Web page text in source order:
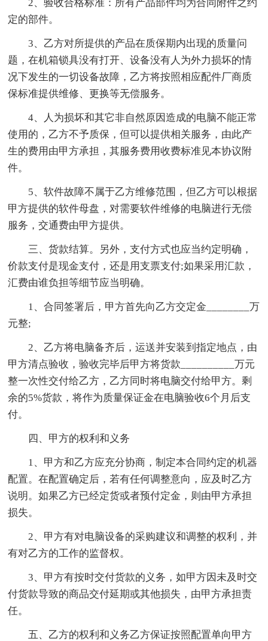
2、验收合格标准：所有产品部件均为合同附件之约
定的部件。
3、乙方对所提供的产品在质保期内出现的质量问
题，在机箱锁具没有打开、设备没有人为外力损坏的情
况下发生的一切设备故障，乙方将按照相应配件厂商质
保标准提供维修、更换等无偿服务。
4、人为损坏和其它非自然原因造成的电脑不能正常
使用的，乙方不予质保，但可以提供相关服务，由此产
生的费用由甲方承担，其服务费用收费标准见本协议附
件。
5、软件故障不属于乙方维修范围，但乙方可以根据
甲方提供的软件母盘，对需要软件维修的电脑进行无偿
服务，交通费由甲方提供。
三、货款结算。另外，支付方式也应当约定明确，
价款支付是现金支付，还是用支票支付;如果采用汇款，
汇费由谁负担等细节应当明确。
1、合同签署后，甲方首先向乙方交定金________万
元整;
2、乙方将电脑备齐后，运送并安装到指定地点，由
甲方清点验收，验收完毕后甲方将货款__________万元
整一次性交付给乙方，乙方同时将电脑交付给甲方。剩
余的5%货款，将作为质量保证金在电脑验收6个月后支
付。
四、甲方的权利和义务
1、甲方和乙方应充分协商，制定本合同约定的机器
配置。在配置确定后，若有任何调整意向，应及时乙方
说明。如果乙方已经定货或者预付定金，则由甲方承担
损失。
2、甲方有对电脑设备的采购建议和调整的权利，并
有对乙方的工作的监督权。
3、甲方有按时交付货款的义务，如甲方因未及时交
付货款导致的商品交付延期或其他损失，由甲方承担责
任。
五、乙方的权利和义务乙方保证按照配置单向甲方